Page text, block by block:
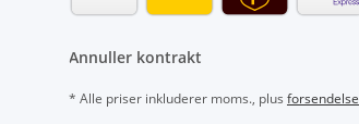
Annuller kontrakt
* Alle priser inkluderer moms., plus forsendelse